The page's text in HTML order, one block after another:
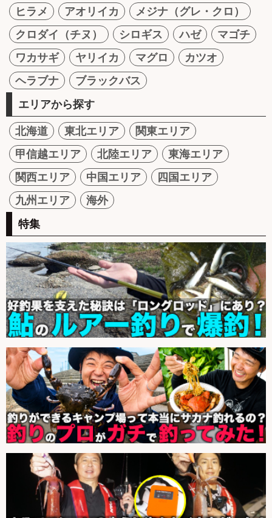
ヒラメ
アオリイカ
メジナ（グレ・クロ）
クロダイ（チヌ）
シロギス ハゼ
マゴチ
ワカサギ
ヤリイカ マグロ
カツオ
ヘラブナ
ブラックバス
エリアから探す
北海道 東北エリア
関東エリア
甲信越エリア
北陸エリア
東海エリア
関西エリア
中国エリア
四国エリア
九州エリア
海外
特集